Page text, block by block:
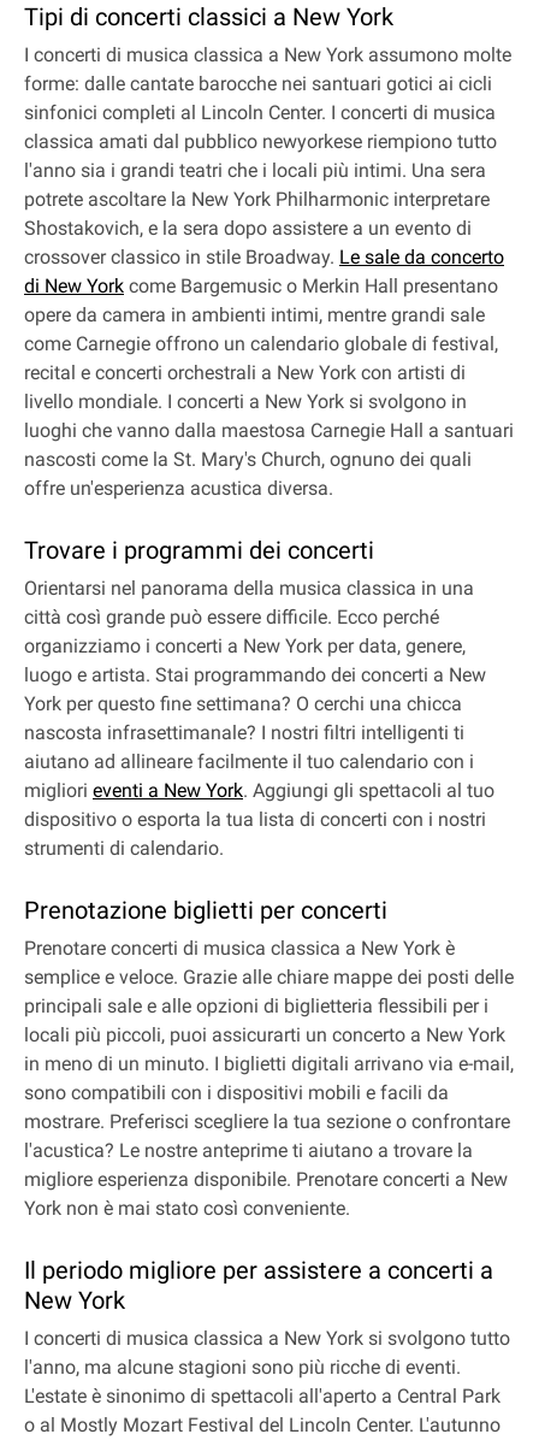
Tipi di concerti classici a New York
I concerti di musica classica a New York assumono molte
forme: dalle cantate barocche nei santuari gotici ai cicli
sinfonici completi al Lincoln Center. I concerti di musica
classica amati dal pubblico newyorkese riempiono tutto
l'anno sia i grandi teatri che i locali più intimi. Una sera
potrete ascoltare la New York Philharmonic interpretare
Shostakovich, e la sera dopo assistere a un evento di
crossover classico in stile Broadway. Le sale da concerto
di New York come Bargemusic o Merkin Hall presentano
opere da camera in ambienti intimi, mentre grandi sale
come Carnegie offrono un calendario globale di festival,
recital e concerti orchestrali a New York con artisti di
livello mondiale. I concerti a New York si svolgono in
luoghi che vanno dalla maestosa Carnegie Hall a santuari
nascosti come la St. Mary's Church, ognuno dei quali
offre un'esperienza acustica diversa.
Trovare i programmi dei concerti
Orientarsi nel panorama della musica classica in una
città così grande può essere difficile. Ecco perché
organizziamo i concerti a New York per data, genere,
luogo e artista. Stai programmando dei concerti a New
York per questo fine settimana? O cerchi una chicca
nascosta infrasettimanale? I nostri filtri intelligenti ti
aiutano ad allineare facilmente il tuo calendario con i
migliori eventi a New York. Aggiungi gli spettacoli al tuo
dispositivo o esporta la tua lista di concerti con i nostri
strumenti di calendario.
Prenotazione biglietti per concerti
Prenotare concerti di musica classica a New York è
semplice e veloce. Grazie alle chiare mappe dei posti delle
principali sale e alle opzioni di biglietteria flessibili per i
locali più piccoli, puoi assicurarti un concerto a New York
in meno di un minuto. I biglietti digitali arrivano via e-mail,
sono compatibili con i dispositivi mobili e facili da
mostrare. Preferisci scegliere la tua sezione o confrontare
l'acustica? Le nostre anteprime ti aiutano a trovare la
migliore esperienza disponibile. Prenotare concerti a New
York non è mai stato così conveniente.
Il periodo migliore per assistere a concerti a
New York
I concerti di musica classica a New York si svolgono tutto
l'anno, ma alcune stagioni sono più ricche di eventi.
L'estate è sinonimo di spettacoli all'aperto a Central Park
o al Mostly Mozart Festival del Lincoln Center. L'autunno